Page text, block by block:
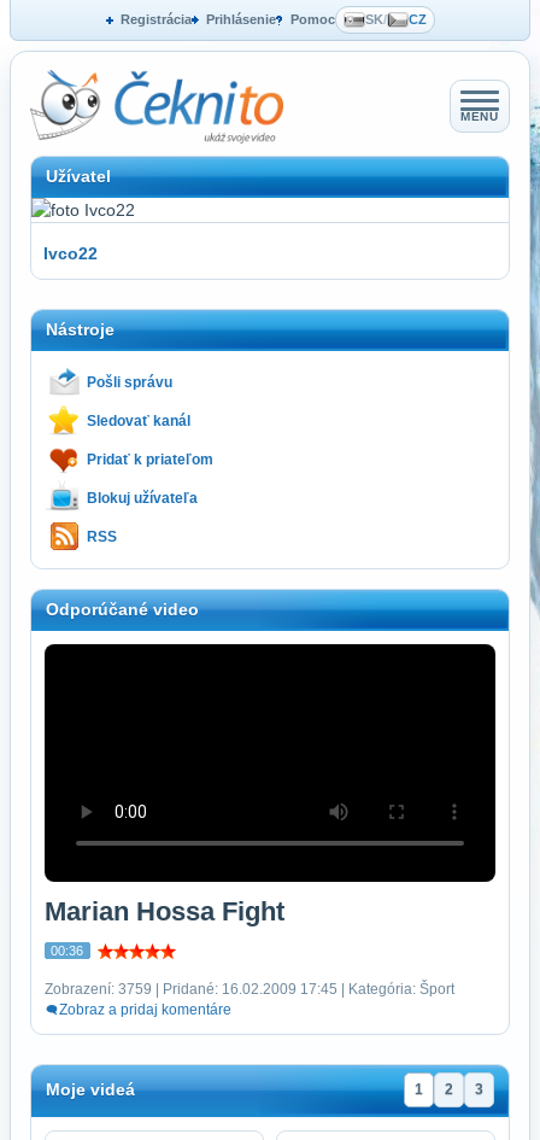
Registrácia Prihlásenie Pomoc SK/ CZ
MENU
Užívatel
Ivco22
Nástroje
Pošli správu
Sledovať kanál
Pridať k priateľom
Blokuj užívateľa
RSS
Odporúčané video
Marian Hossa Fight
00:36
Zobrazení: 3759 | Pridané: 16.02.2009 17:45 | Kategória: Šport
Zobraz a pridaj komentáre
Moje videá 1 2 3